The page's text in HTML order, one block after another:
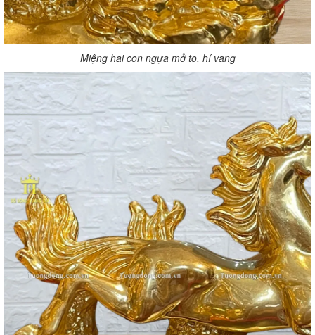
Miệng hai con ngựa mở to, hí vang